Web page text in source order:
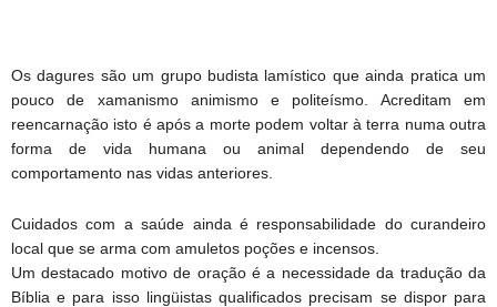
Os dagures são um grupo budista lamístico que ainda pratica um
pouco de xamanismo animismo e politeísmo. Acreditam em
reencarnação isto é após a morte podem voltar à terra numa outra
forma de vida humana ou animal dependendo de seu
comportamento nas vidas anteriores.
Cuidados com a saúde ainda é responsabilidade do curandeiro
local que se arma com amuletos poções e incensos.
Um destacado motivo de oração é a necessidade da tradução da
Bíblia e para isso lingüistas qualificados precisam se dispor para